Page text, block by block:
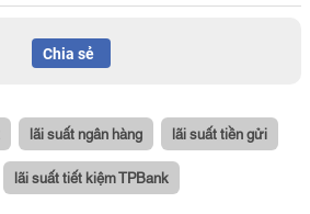
Chia sẻ
lãi suất ngân hàng lãi suất tiền gửi
lãi suất tiết kiệm TPBank